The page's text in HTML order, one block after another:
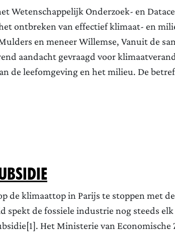
Wetenschappelijk Onderzoek- en
ontbreken van effectief klimaat- en
en meneer Willemse, Vanuit de
aandacht gevraagd voor
de leefomgeving en het milieu. De
de klimaattop in Parijs te stoppen met
spekt de fossiele industrie nog steeds
Het Ministerie van Economische